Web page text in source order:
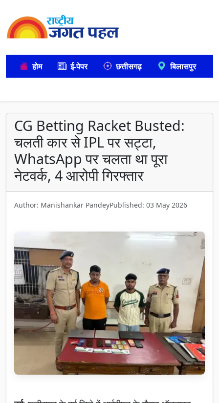
होम ई-पेपर छत्तीसगढ़ बिलासपुर
CG Betting Racket Busted:
चलती कार से IPL पर सट्टा,
WhatsApp पर चलता था पूरा
नेटवर्क, 4 आरोपी गिरफ्तार
Author: Manishankar PandeyPublished: 03 May 2026